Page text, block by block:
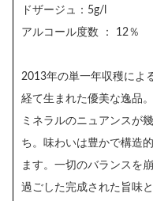
ドザージュ：5g/l
アルコール度数 ： 12％
2013年の単一年収穫によ
経て生まれた優美な逸品
ミネラルのニュアンスが
ち。味わいは豊かで構造
ます。一切のバランスを
過ごした完成された旨味